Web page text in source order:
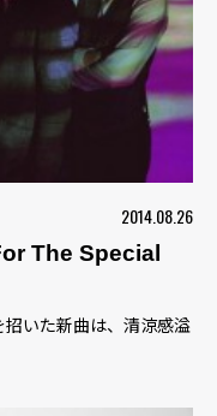
2014.08.26
The Special
いた新曲は、清涼感溢